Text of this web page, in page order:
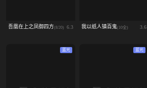
吾凰在上之凤御四方(8/20) 6.3 我以纸人镇百鬼(10全) 3.6
蓝光 蓝光